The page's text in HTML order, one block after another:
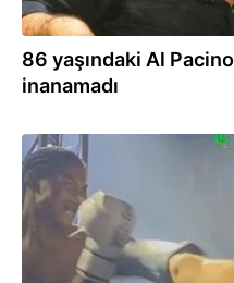
86 yaşındaki Al
inanamadı
07.06.2026